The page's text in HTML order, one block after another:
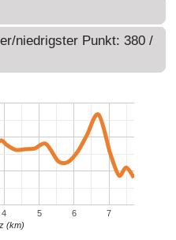
niedrigster Punkt: 380 /
4 5 6 7
(km)